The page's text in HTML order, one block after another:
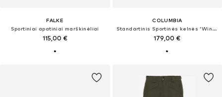
FALKE
Sportiniai apatiniai marškinėliai
115,00 €
COLUMBIA
Standartinis Sportinės kelnės 'Winter District™'
179,00 €